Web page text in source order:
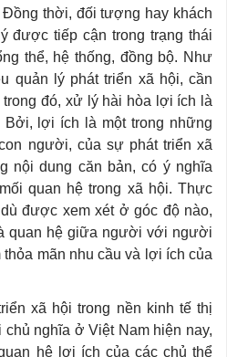
Đồng thời, đối tượng hay khách
được tiếp cận trong trạng thái
thể, hệ thống, đồng bộ. Như
quản lý phát triển xã hội, cần
đó, xử lý hài hòa lợi ích là
Bởi, lợi ích là một trong những
người, của sự phát triển xã
nội dung căn bản, có ý nghĩa
quan hệ trong xã hội. Thực
được xem xét ở góc độ nào,
quan hệ giữa người với người
mãn nhu cầu và lợi ích của
xã hội trong nền kinh tế thị
nghĩa ở Việt Nam hiện nay,
hệ lợi ích của các chủ thể